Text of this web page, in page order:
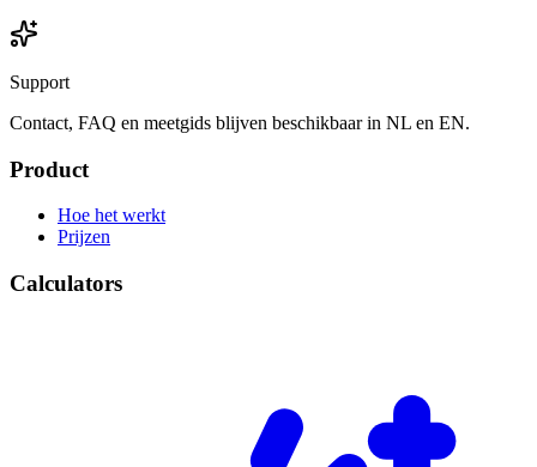
Support
Contact, FAQ en meetgids blijven beschikbaar in NL en EN.
Product
Hoe het werkt
Prijzen
Calculators